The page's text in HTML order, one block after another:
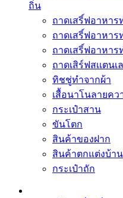
ถิ่น
ถาดเสริ์ฟอาหา
ถาดเสริ์ฟอาหาร
ถาดเสริ์ฟอาหาร
ถาดเสิร์ฟสเเตนเ
ทิชชู่ทำจากผ้า
เสื้อนาโนลายคว
กระเป๋าสาน
ขันโตก
สินค้าของฝาก
สินค้าตกแต่งบ้าน
กระเป๋าถัก